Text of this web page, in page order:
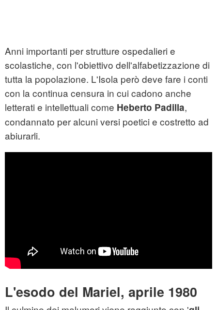
Anni importanti per strutture ospedalieri e
scolastiche, con l'obiettivo dell'alfabetizzazione di
tutta la popolazione. L'Isola però deve fare i conti
con la continua censura in cui cadono anche
letterati e intellettuali come Heberto Padilla,
condannato per alcuni versi poetici e costretto ad
abiurarli.
L'esodo del Mariel, aprile 1980